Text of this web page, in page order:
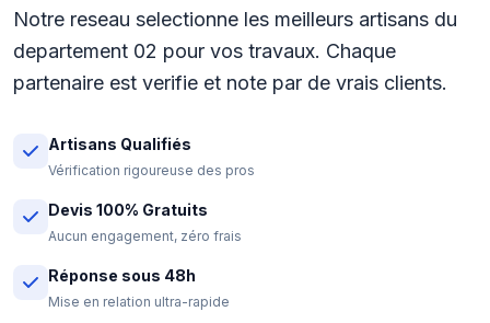
Notre reseau selectionne les meilleurs artisans du
departement 02 pour vos travaux. Chaque
partenaire est verifie et note par de vrais clients.
Artisans Qualifiés
Vérification rigoureuse des pros
Devis 100% Gratuits
Aucun engagement, zéro frais
Réponse sous 48h
Mise en relation ultra-rapide